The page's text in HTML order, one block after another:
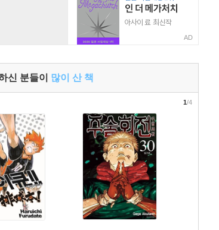
AD
신 분들이 많이 산 책
1/4